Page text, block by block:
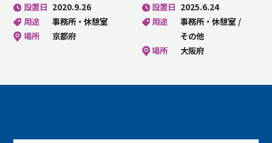
設置日 2020.9.26
用途
事務所・休憩室
場所
京都府
設置日 2025.6.24
用途
事務所・休憩室
その他
場所
大阪府